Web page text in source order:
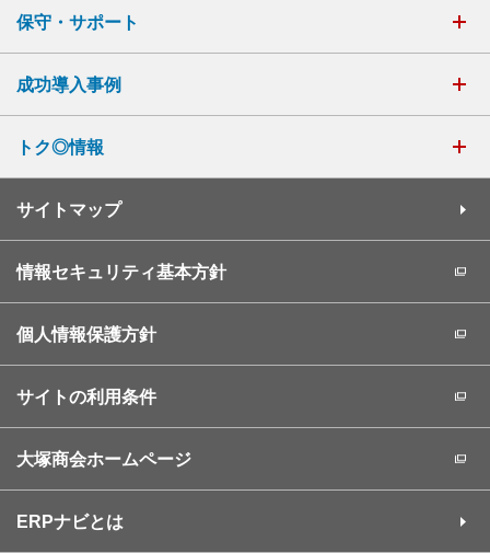
保守・サポート
成功導入事例
トク◎情報
サイトマップ
情報セキュリティ基本方針
個人情報保護方針
サイトの利用条件
大塚商会ホームページ
ERPナビとは